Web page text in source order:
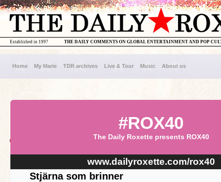
THE DAILY COMMENTS ON GLOBAL ENTERTAINMENT AND POP
Established in 1997
Home My Marie TDR archives Live & Tour Music About us
#ROX40
The Daily Roxette presents ROX40
www.dailyroxette.com/rox40
Stjärna som brinner